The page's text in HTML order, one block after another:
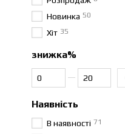
Новинка 50
Хіт 35
знижка%
Наявність
В наявності 71